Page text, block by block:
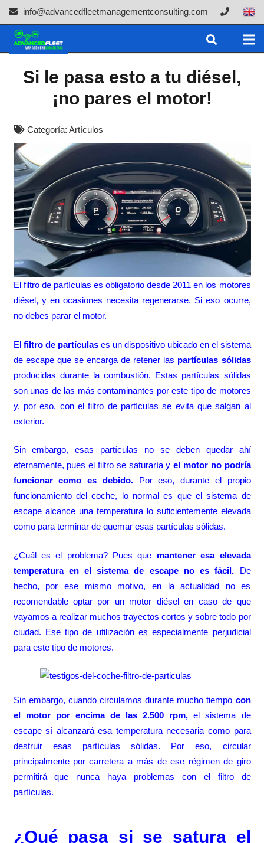
info@advancedfleetmanagementconsulting.com
Si le pasa esto a tu diésel,
¡no pares el motor!
Categoría: Artículos
El filtro de partículas es obligatorio desde 2011 en los motores
diésel, y en ocasiones necesita regenerarse. Si eso ocurre,
no debes parar el motor.
El filtro de partículases un dispositivo ubicado en el sistema
de escape que se encarga de retener las partículas sólidas
producidas durante la combustión. Estas partículas sólidas
son unas de las más contaminantes por este tipo de motores
y, por eso, con el filtro de partículas se evita que salgan al
exterior.
Sin embargo, esas partículas no se deben quedar ahí
eternamente, pues el filtro se saturaría yel motor no podría
funcionar como es debido. Por eso, durante el propio
funcionamiento del coche, lo normal es que el sistema de
escape alcance una temperatura lo suficientemente elevada
como para terminar de quemar esas partículas sólidas.
¿Cuál es el problema? Pues que mantener esa elevada
temperatura en el sistema de escape no es fácil. De
hecho, por ese mismo motivo, en la actualidad no es
recomendable optar por un motor diésel en caso de que
vayamos a realizar muchos trayectos cortos y sobre todo por
ciudad. Ese tipo de utilización es especialmente perjudicial
para este tipo de motores.
Sin embargo, cuando circulamos durante mucho tiempo con
el motor por encima de las 2.500 rpm,el sistema de
escape sí alcanzará esa temperatura necesaria como para
destruir esas partículas sólidas. Por eso, circular
principalmente por carretera a más de ese régimen de giro
permitirá que nunca haya problemas con el filtro de
partículas.
¿Qué pasa si se satura el